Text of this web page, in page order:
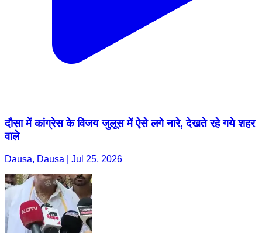
दौसा में कांग्रेस के विजय जुलूस में ऐसे लगे नारे, देखते रहे गये शहर
वाले
Dausa, Dausa | Jul 25, 2026